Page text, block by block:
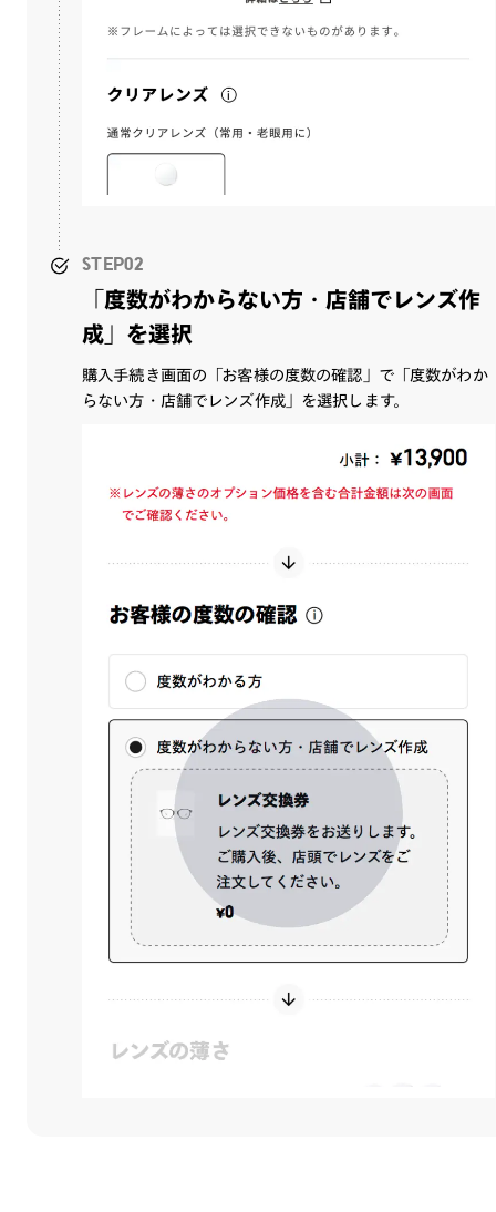
STEP02
「度数がわからない方・店舗でレンズ作
成」を選択
購入手続き画面の「お客様の度数の確認」で「度数がわか
らない方・店舗でレンズ作成」を選択します。